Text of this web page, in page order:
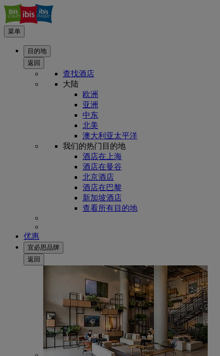
菜单
目的地
返回
查找酒店
大陆
欧洲
亚洲
中东
北美
澳大利亚太平洋
我们的热门目的地
酒店在上海
酒店在曼谷
北京酒店
酒店在巴黎
新加坡酒店
查看所有目的地
优惠
宜必思品牌
返回